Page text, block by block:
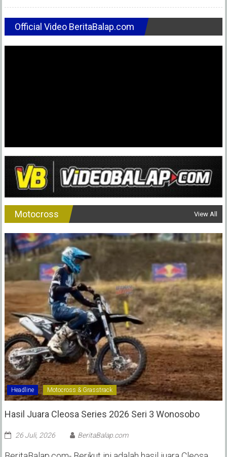
Official Video BeritaBalap.com
Motocross View All
Headline Motocross & Grasstrack
Hasil Juara Cleosa Series 2026 Seri 3 Wonosobo ‎
26 Juli, 2026 BeritaBalap.com